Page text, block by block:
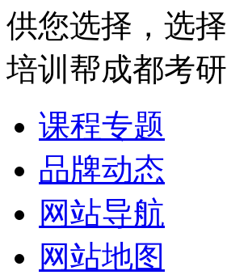
供您选择，选
培训帮成都考
课程专题
品牌动态
网站导航
网站地图